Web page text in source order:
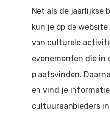
Net als de jaarlijkse
kun je op de
van culturele
evenementen die in
plaatsvinden.
en vind je
cultuuraanbieders